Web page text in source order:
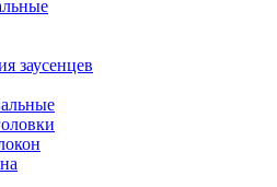
заусенцев